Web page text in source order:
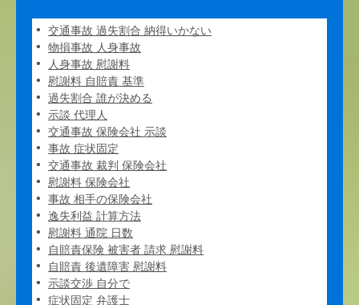
交通事故 過失割合 納得いかない
物損事故 人身事故
人身事故 慰謝料
慰謝料 自賠責 基準
過失割合 誰が決める
示談 代理人
交通事故 保険会社 示談
事故 症状固定
交通事故 裁判 保険会社
慰謝料 保険会社
事故 相手の保険会社
逸失利益 計算方法
慰謝料 通院 日数
自賠責保険 被害者 請求 慰謝料
自賠責 後遺障害 慰謝料
示談交渉 自分で
症状固定 弁護士